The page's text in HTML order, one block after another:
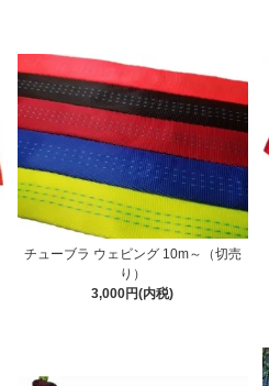
チューブラ ウェビング 10m～（切売
り）
3,000円(内税)